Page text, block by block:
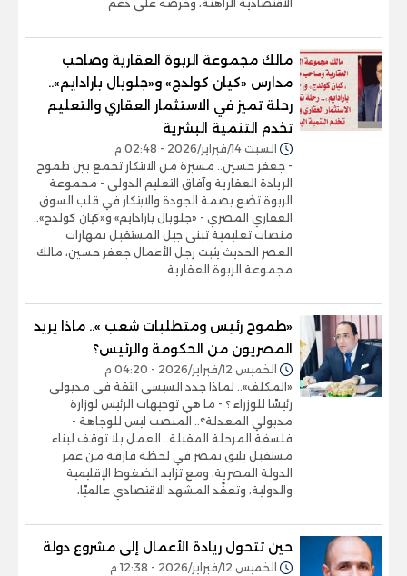
الاقتصادية الراهنة، وحرصه على دعم
مالك مجموعة الربوة العقارية وصاحب
مدارس «كيان كولدج» و«جلوبال بارادايم»..
رحلة تميز في الاستثمار العقاري والتعليم
تخدم التنمية البشرية
السبت 14/فبراير/2026 - 02:48 م
- جعفر حسين.. مسيرة من الابتكار تجمع بين طموح
الريادة العقارية وآفاق التعليم الدولى - مجموعة
الربوة تضع بصمة الجودة والابتكار في قلب السوق
العقاري المصري - «جلوبال بارادايم» و«كيان كولدج»..
منصات تعليمية تبنى جيل المستقبل بمهارات
العصر الحديث يثبت رجل الأعمال جعفر حسين، مالك
مجموعة الربوة العقارية
«طموح رئيس ومتطلبات شعب ».. ماذا يريد
المصريون من الحكومة والرئيس؟
الخميس 12/فبراير/2026 - 04:20 م
«المكلف».. لماذا جدد السيسى الثقة فى مدبولى
رئيسًا للوزراء ؟ - ما هي توجيهات الرئيس لوزارة
مدبولي المعدلة؟.. المنصب ليس للوجاهة -
فلسفة المرحلة المقبلة.. العمل بلا توقف لبناء
مستقبل يليق بمصر في لحظة فارقة من عمر
الدولة المصرية، ومع تزايد الضغوط الإقليمية
والدولية، وتعقّد المشهد الاقتصادي عالميًا،
حين تتحول ريادة الأعمال إلى مشروع دولة
الخميس 12/فبراير/2026 - 12:38 م